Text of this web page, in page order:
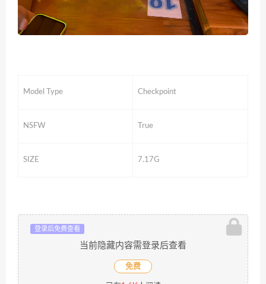
Model Type Checkpoint
NSFW True
SIZE 7.17G
登录后免费查看
当前隐藏内容需登录后查看
免费